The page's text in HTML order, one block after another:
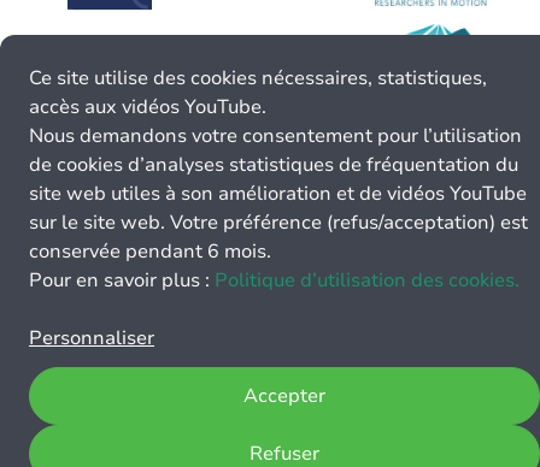
Ce site utilise des cookies nécessaires, statistiques,
accès aux vidéos YouTube.
Nous demandons votre consentement pour l’utilisation
de cookies d’analyses statistiques de fréquentation du
site web utiles à son amélioration et de vidéos YouTube
sur le site web. Votre préférence (refus/acceptation) est
conservée pendant 6 mois.
Pour en savoir plus : Politique d’utilisation des cookies.
Personnaliser
Refuser
Accepter